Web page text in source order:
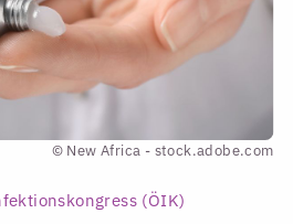
© New Africa - stock.adobe.com
(ÖIK)